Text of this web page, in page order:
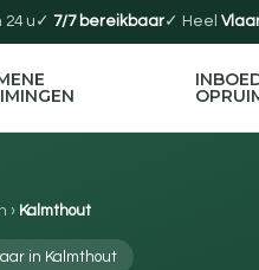
24 u ✓ 7/7 bereikbaar✓ Heel
› Kalmthout
in Kalmthout